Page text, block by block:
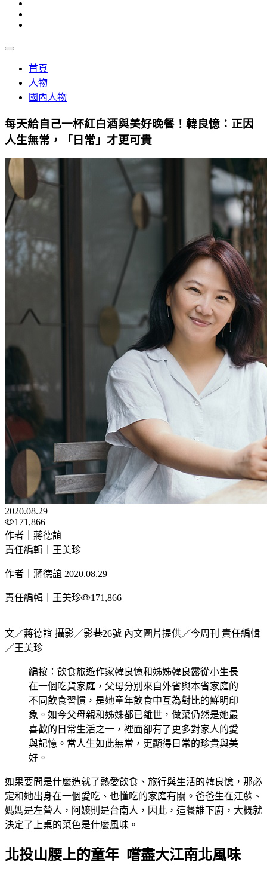
首頁
人物
國內人物
每天給自己一杯紅白酒與美好晚餐！韓良憶：正因
人生無常，「日常」才更可貴
2020.08.29
171,866
作者｜蔣德誼
責任編輯｜王美珍
作者｜蔣德誼 2020.08.29
責任編輯｜王美珍 171,866
文／蔣德誼 攝影／影巷26號 內文圖片提供／今周刊 責任編輯
／王美珍
編按：飲食旅遊作家韓良憶和姊姊韓良露從小生長
在一個吃貨家庭，父母分別來自外省與本省家庭的
不同飲食習慣，是她童年飲食中互為對比的鮮明印
象。如今父母親和姊姊都已離世，做菜仍然是她最
喜歡的日常生活之一，裡面卻有了更多對家人的愛
與記憶。當人生如此無常，更顯得日常的珍貴與美
好。
如果要問是什麼造就了熱愛飲食、旅行與生活的韓良憶，那必
定和她出身在一個愛吃、也懂吃的家庭有關。爸爸生在江蘇、
媽媽是左營人，阿嬤則是台南人，因此，這餐誰下廚，大概就
決定了上桌的菜色是什麼風味。
北投山腰上的童年 嚐盡大江南北風味